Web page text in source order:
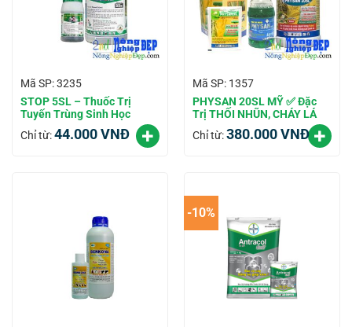
Mã SP: 3235
STOP 5SL – Thuốc Trị
Tuyến Trùng Sinh Học
Chỉ từ:44.000VNĐ
Mã SP: 1357
PHYSAN 20SL MỸ ✅ Đặc
Trị THỐI NHŨN, CHÁY LÁ
Chỉ từ:380.000VNĐ
-10%